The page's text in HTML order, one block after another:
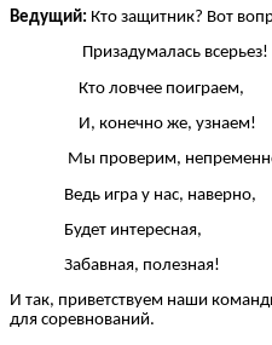
Ведущий: Кто защитник? Вот
Призадумалась всерьез!
Кто ловчее поиграем,
И, конечно же, узнаем!
Мы проверим,
Ведь игра у нас, наверно,
Будет интересная,
Забавная, полезная!
И так, приветствуем наши
для соревнований.